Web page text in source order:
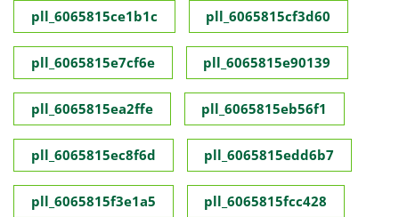
pll_6065815ce1b1c pll_6065815cf3d60
pll_6065815e7cf6e pll_6065815e90139
pll_6065815ea2ffe pll_6065815eb56f1
pll_6065815ec8f6d pll_6065815edd6b7
pll_6065815f3e1a5 pll_6065815fcc428